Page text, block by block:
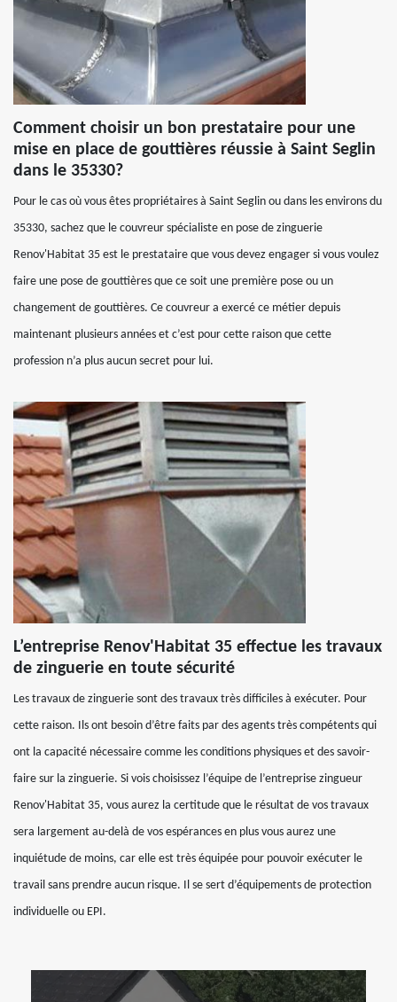
Comment choisir un bon prestataire pour une
mise en place de gouttières réussie à Saint Seglin
dans le 35330?
Pour le cas où vous êtes propriétaires à Saint Seglin ou dans les environs du
35330, sachez que le couvreur spécialiste en pose de zinguerie
Renov'Habitat 35 est le prestataire que vous devez engager si vous voulez
faire une pose de gouttières que ce soit une première pose ou un
changement de gouttières. Ce couvreur a exercé ce métier depuis
maintenant plusieurs années et c’est pour cette raison que cette
profession n’a plus aucun secret pour lui.
L’entreprise Renov'Habitat 35 effectue les travaux
de zinguerie en toute sécurité
Les travaux de zinguerie sont des travaux très difficiles à exécuter. Pour
cette raison. Ils ont besoin d’être faits par des agents très compétents qui
ont la capacité nécessaire comme les conditions physiques et des savoir-
faire sur la zinguerie. Si vois choisissez l’équipe de l’entreprise zingueur
Renov'Habitat 35, vous aurez la certitude que le résultat de vos travaux
sera largement au-delà de vos espérances en plus vous aurez une
inquiétude de moins, car elle est très équipée pour pouvoir exécuter le
travail sans prendre aucun risque. Il se sert d’équipements de protection
individuelle ou EPI.